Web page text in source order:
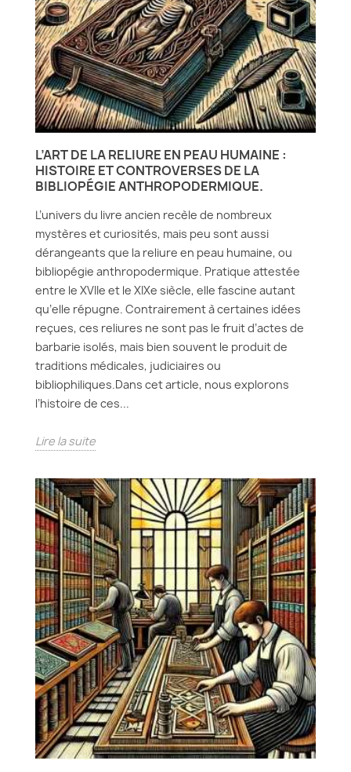
L’ART DE LA RELIURE EN PEAU HUMAINE :
HISTOIRE ET CONTROVERSES DE LA
BIBLIOPÉGIE ANTHROPODERMIQUE.
L’univers du livre ancien recèle de nombreux
mystères et curiosités, mais peu sont aussi
dérangeants que la reliure en peau humaine, ou
bibliopégie anthropodermique. Pratique attestée
entre le XVIIe et le XIXe siècle, elle fascine autant
qu’elle répugne. Contrairement à certaines idées
reçues, ces reliures ne sont pas le fruit d’actes de
barbarie isolés, mais bien souvent le produit de
traditions médicales, judiciaires ou
bibliophiliques.Dans cet article, nous explorons
l’histoire de ces...
Lire la suite